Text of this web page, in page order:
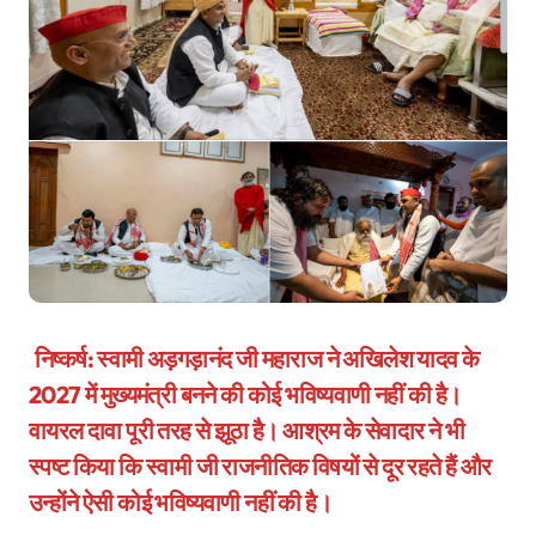
निष्कर्ष: स्वामी अड़गड़ानंद जी महाराज ने अखिलेश यादव के
2027 में मुख्यमंत्री बनने की कोई भविष्यवाणी नहीं की है।
वायरल दावापूरी तरह से झूठा है। आश्रम के सेवादार ने भी
स्पष्ट किया कि स्वामी जी राजनीतिक विषयों से दूर रहते हैं और
उन्होंने ऐसी कोई भविष्यवाणी नहीं की है।